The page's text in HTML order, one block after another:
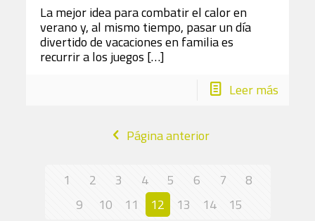
La mejor idea para combatir el calor en
verano y, al mismo tiempo, pasar un día
divertido de vacaciones en familia es
recurrir a los juegos […]
Leer más
Página anterior
1 2 3 4 5 6 7
8
9
10 11 12 13 14
15